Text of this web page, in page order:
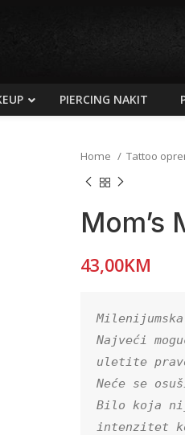
PIERCING NAKIT
Home Tattoo
Mom’s
43,00KM
Najveći
uletite
Neće se
Bilo koja
intenzitet